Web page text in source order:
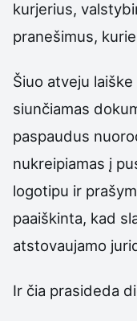
kurjerius,
pranešimus,
Šiuo atveju
siunčiamas
paspaudus
nukreipiamas į
logotipu ir
paaiškinta, kad
atstovaujamo
Ir čia prasideda